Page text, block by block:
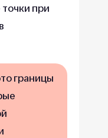
при
границы